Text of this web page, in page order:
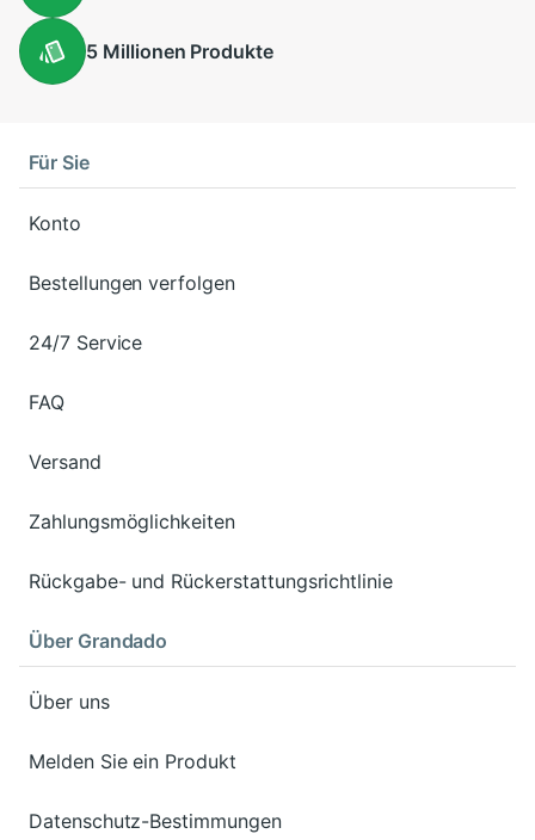
5 Millionen Produkte
Für Sie
Konto
Bestellungen verfolgen
24/7 Service
FAQ
Versand
Zahlungsmöglichkeiten
Rückgabe- und Rückerstattungsrichtlinie
Über Grandado
Über uns
Melden Sie ein Produkt
Datenschutz-Bestimmungen